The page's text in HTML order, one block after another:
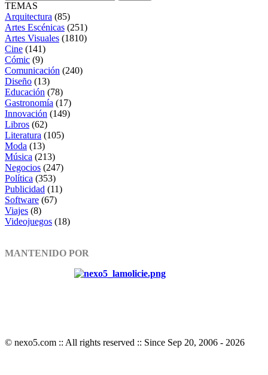
TEMAS
Arquitectura (85)
Artes Escénicas (251)
Artes Visuales (1810)
Cine (141)
Cómic (9)
Comunicación (240)
Diseño (13)
Educación (78)
Gastronomía (17)
Innovación (149)
Libros (62)
Literatura (105)
Moda (13)
Música (213)
Negocios (247)
Política (353)
Publicidad (11)
Software (67)
Viajes (8)
Videojuegos (18)
MANTENIDO POR
© nexo5.com :: All rights reserved :: Since Sep 20, 2006 - 2026